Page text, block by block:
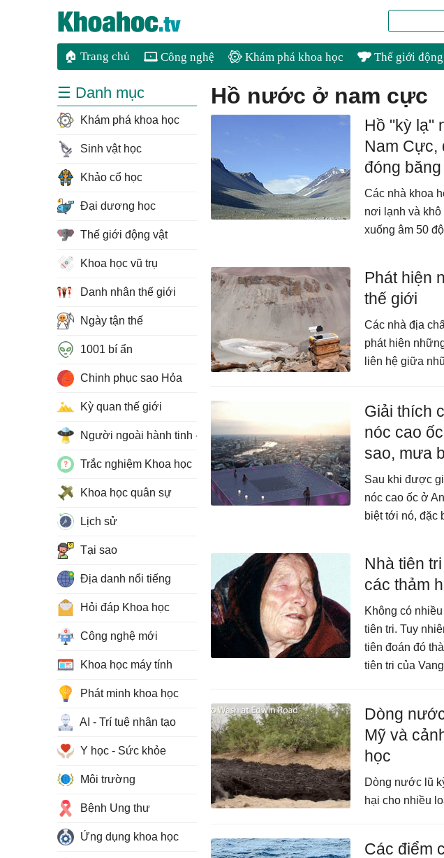
🏠 Trang chủ Công nghệ Khám phá khoa học Thế giới
hồ nước ở nam cực
Hồ "kỳ lạ"
Nam Cực,
đóng băng
Các nhà khoa
nơi lạnh và
xuống âm 50
Phát hiện
thế giới
Các nhà địa
phát hiện
liên hệ giữa
Giải thích
nóc cao
sao, mưa
Sau khi được
nóc cao ốc ở
biệt tới nó, đặc
Nhà tiên
các thảm
Không có
tiên tri. Tuy
tiên đoán đó
tiên tri của
Dòng
Mỹ và
học
Dòng nước lũ
hại cho nhiều
Các điểm
☰ Danh mục
Khám phá khoa học
Sinh vật học
Khảo cổ học
Đại dương học
Thế giới động vật
Khoa học vũ trụ
Danh nhân thế giới
Ngày tận thế
1001 bí ẩn
Chinh phục sao Hỏa
Kỳ quan thế giới
Người ngoài hành tinh - UFO
Trắc nghiệm Khoa học
Khoa học quân sự
Lịch sử
Tại sao
Địa danh nổi tiếng
Hỏi đáp Khoa học
Công nghệ mới
Khoa học máy tính
Phát minh khoa học
AI - Trí tuệ nhân tạo
Y học - Sức khỏe
Môi trường
Bệnh Ung thư
Ứng dụng khoa học